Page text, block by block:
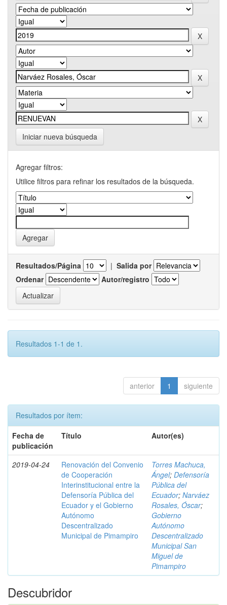
Iniciar nueva búsqueda
Agregar filtros:
Utilice filtros para refinar los resultados de la búsqueda.
Resultados/Página | Salida por
Ordenar
Autor/registro
Resultados 1-1 de 1.
anterior 1 siguiente
Resultados por ítem:
Fecha de
publicación
Título Autor(es)
2019-04-24
Renovación del Convenio
de Cooperación
Interinstitucional entre la
Defensoría Pública del
Ecuador y el Gobierno
Autónomo
Descentralizado
Municipal de Pimampiro
Torres Machuca,
Ángel; Defensoría
Pública del
Ecuador; Narváez
Rosales, Óscar;
Gobierno
Autónomo
Descentralizado
Municipal San
Miguel de
Pimampiro
Descubridor